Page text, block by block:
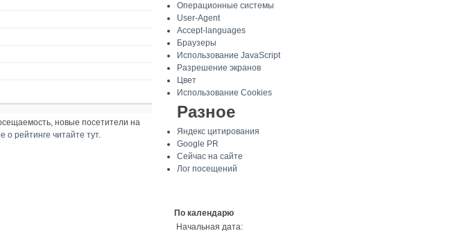
новые посетители на
о рейтинге читайте тут.
Операционные системы
User-Agent
Accept-languages
Браузеры
Использование JavaScript
Разрешение экранов
Цвет
Использование Cookies
Разное
Яндекс цитирования
Google PR
Сейчас на сайте
Лог посещений
По календарю
Начальная дата: